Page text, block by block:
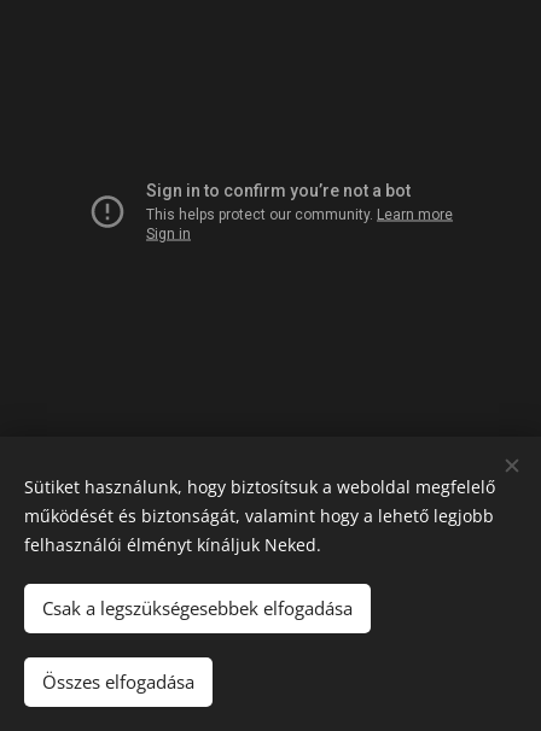
Az oldalt aWebnodeműködteti
Magyar
Sütiket használunk, hogy biztosítsuk a weboldal megfelelő
működését és biztonságát, valamint hogy a lehető legjobb
felhasználói élményt kínáljuk Neked.
Csak a legszükségesebbek elfogadása
Összes elfogadása